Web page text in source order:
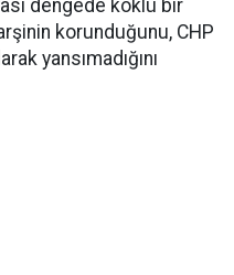
dengede köklü bir
korunduğunu, CHP
yansımadığını